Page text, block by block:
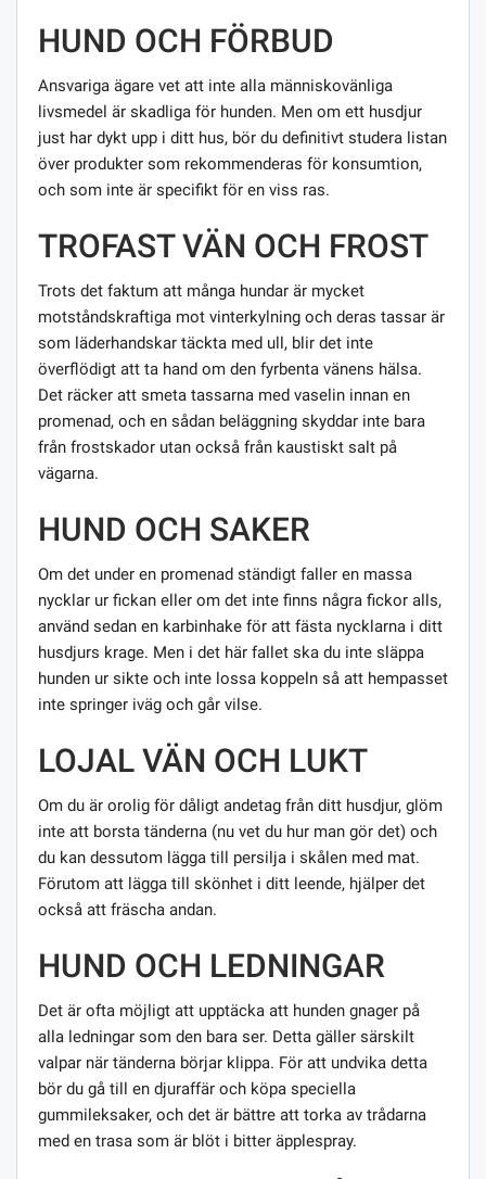
HUND OCH FÖRBUD
Ansvariga ägare vet att inte alla människovänliga
livsmedel är skadliga för hunden. Men om ett husdjur
just har dykt upp i ditt hus, bör du definitivt studera listan
över produkter som rekommenderas för konsumtion,
och som inte är specifikt för en viss ras.
TROFAST VÄN OCH FROST
Trots det faktum att många hundar är mycket
motståndskraftiga mot vinterkylning och deras tassar är
som läderhandskar täckta med ull, blir det inte
överflödigt att ta hand om den fyrbenta vänens hälsa.
Det räcker att smeta tassarna med vaselin innan en
promenad, och en sådan beläggning skyddar inte bara
från frostskador utan också från kaustiskt salt på
vägarna.
HUND OCH SAKER
Om det under en promenad ständigt faller en massa
nycklar ur fickan eller om det inte finns några fickor alls,
använd sedan en karbinhake för att fästa nycklarna i ditt
husdjurs krage. Men i det här fallet ska du inte släppa
hunden ur sikte och inte lossa koppeln så att hempasset
inte springer iväg och går vilse.
LOJAL VÄN OCH LUKT
Om du är orolig för dåligt andetag från ditt husdjur, glöm
inte att borsta tänderna (nu vet du hur man gör det) och
du kan dessutom lägga till persilja i skålen med mat.
Förutom att lägga till skönhet i ditt leende, hjälper det
också att fräscha andan.
HUND OCH LEDNINGAR
Det är ofta möjligt att upptäcka att hunden gnager på
alla ledningar som den bara ser. Detta gäller särskilt
valpar när tänderna börjar klippa. För att undvika detta
bör du gå till en djuraffär och köpa speciella
gummileksaker, och det är bättre att torka av trådarna
med en trasa som är blöt i bitter äpplespray.